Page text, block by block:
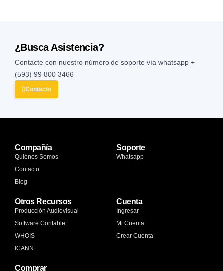
¿Busca Asistencia?
Contacte con nuestro número de soporte vía whatsapp +
(593) 99 800 3466
Contacto
Compañía
Quiénes Somos
Contacto
Blog
Soporte
Whatsapp
Otros Recursos
Producción Audiovisual
Software Contable
WHOIS
ICANN
Cuenta
Ingresar
Mi Cuenta
Crear Cuenta
Comprar